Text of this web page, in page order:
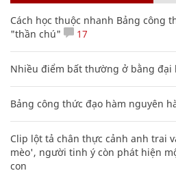
Cách học thuộc nhanh Bảng công
"thần chú"
17
Nhiều điểm bất thường ở bằng đại
Bảng công thức đạo hàm nguyên
Clip lột tả chân thực cảnh anh trai
mèo', người tinh ý còn phát hiện
con